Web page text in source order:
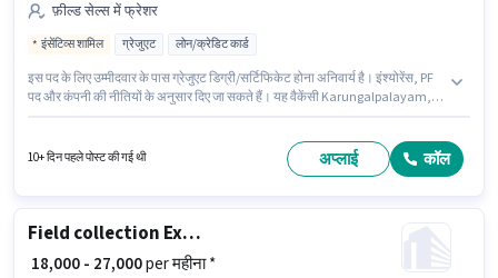
फ़ील्ड सेल्स में फ्रेशर
इंसेंटिव्स शामिल ग्रेजुएट लोन/क्रेडिट कार्ड
इस पद के लिए उम्मीदवार के पास ग्रेजुएट डिग्री/सर्टिफिकेट होना अनिवार्य है। इंश्योरेंस, PF
पद और कंपनी की नीतियों के अनुसार दिए जा सकते हैं। यह वैकेंसी Karungalpalayam,
में सेल्स एग्जीक्यूटिव पद के लिए सक्रिय रूप से हायर कर रहा है।
10+ दिन पहले पोस्ट की गई थी अप्लाई कॉल
Field collection Executive
₹ 18,000 - 27,000per महीना *